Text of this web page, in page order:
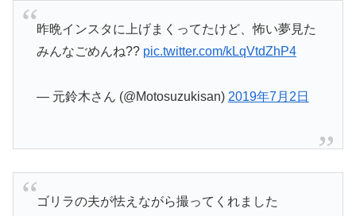
昨晩インスタに上げまくってたけど、怖い夢見た
みんなごめんね?? pic.twitter.com/kLqVtdZhP4
— 元鈴木さん (@Motosuzukisan) 2019年7月2日
ゴリラの夫が怯えながら撮ってくれました